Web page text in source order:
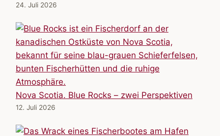
24. Juli 2026
Nova Scotia. Blue Rocks – zwei Perspektiven
12. Juli 2026